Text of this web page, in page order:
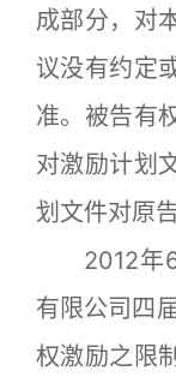
成部分，对
议没有约定
准。被告有
对激励计划
划文件对原
2012年6
有限公司四
权激励之限